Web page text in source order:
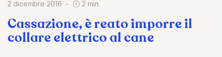
2 dicembre 2016 2 min
Cassazione, è reato imporre il
collare elettrico al cane